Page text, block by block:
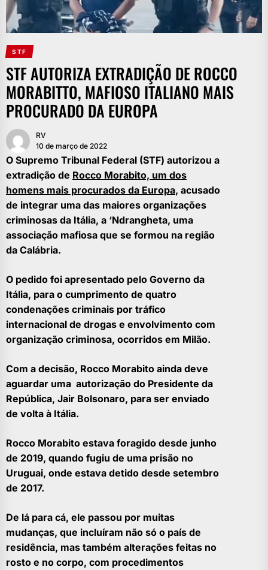
STF
STF AUTORIZA EXTRADIÇÃO DE ROCCO
MORABITTO, MAFIOSO ITALIANO MAIS
PROCURADO DA EUROPA
RV
10 de março de 2022
O Supremo Tribunal Federal (STF) autorizou a
extradição de Rocco Morabito, um dos
homens mais procurados da Europa, acusado
de integrar uma das maiores organizações
criminosas da Itália, a ‘Ndrangheta, uma
associação mafiosa que se formou na região
da Calábria.
O pedido foi apresentado pelo Governo da
Itália, para o cumprimento de quatro
condenações criminais por tráfico
internacional de drogas e envolvimento com
organização criminosa, ocorridos em Milão.
Com a decisão, Rocco Morabito ainda deve
aguardar uma autorização do Presidente da
República, Jair Bolsonaro, para ser enviado
de volta à Itália.
Rocco Morabito estava foragido desde junho
de 2019, quando fugiu de uma prisão no
Uruguai, onde estava detido desde setembro
de 2017.
De lá para cá, ele passou por muitas
mudanças, que incluíram não só o país de
residência, mas também alterações feitas no
rosto e no corpo, com procedimentos